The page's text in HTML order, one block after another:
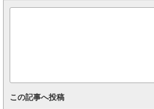
この記事へ投稿